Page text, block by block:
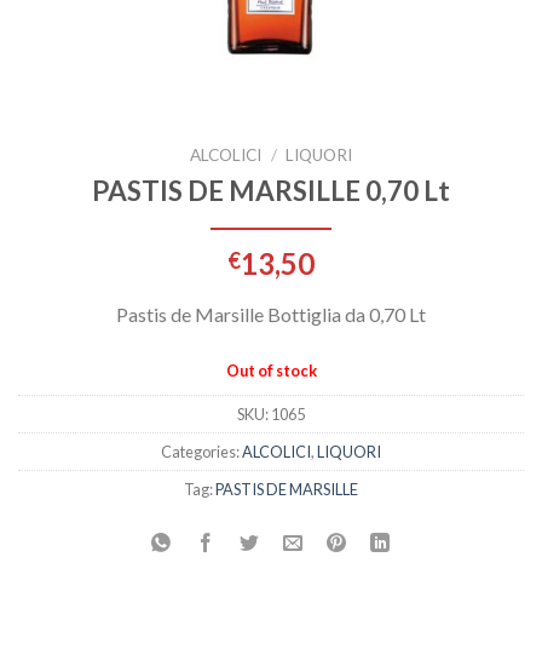
ALCOLICI / LIQUORI
PASTIS DE MARSILLE 0,70 Lt
€13,50
Pastis de Marsille Bottiglia da 0,70 Lt
Out of stock
SKU:1065
Categories:ALCOLICI,LIQUORI
Tag:PASTIS DE MARSILLE